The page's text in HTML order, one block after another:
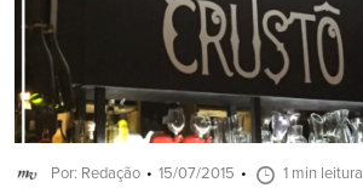
Por: Redação 15/07/2015 1 min leitura